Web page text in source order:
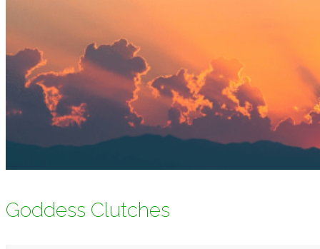
Goddess Clutches